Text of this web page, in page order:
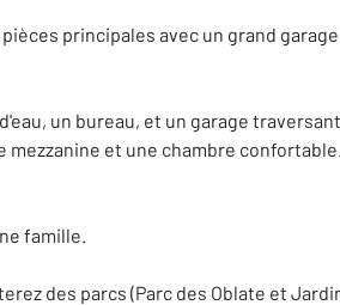
principales avec un grand
un bureau, et un garage
mezzanine et une chambre confortable.
famille.
des parcs (Parc des Oblate et